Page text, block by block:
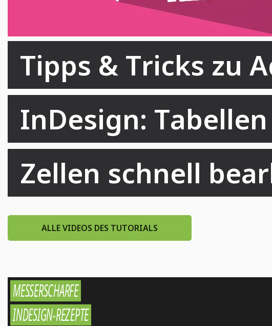
Tipps & Tricks zu
InDesign:
Zellen schnell
ALLE VIDEOS DES TUTORIALS
Workflow
Top 10 Doppelklicks in InDesign
Layout
MESSERSCHARFE
INDESIGN-REZEPTE